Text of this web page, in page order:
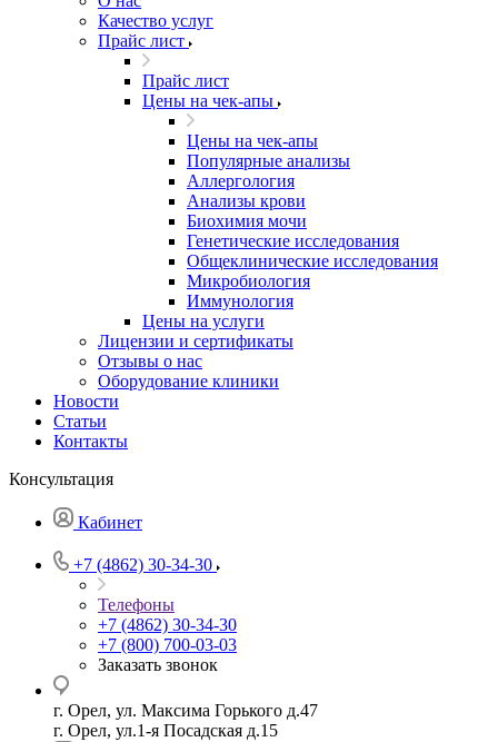
Качество услуг
Прайс лист
Прайс лист
​​​​​Цены на чек-апы
​​​​​Цены на чек-апы
Популярные анализы
Аллергология
Анализы крови
Биохимия мочи
Генетические исследования
Общеклинические исследования
Микробиология
Иммунология
Цены на услуги
Лицензии и сертификаты
Отзывы о нас
Оборудование клиники
Новости
Статьи
Контакты
Консультация
Кабинет
+7 (4862) 30-34-30
Телефоны
+7 (4862) 30-34-30
+7 (800) 700-03-03
Заказать звонок
г. Орел, ул. Максима Горького д.47
г. Орел, ул.1-я Посадская д.15